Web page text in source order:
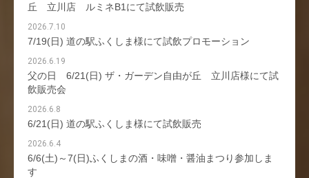
丘 立川店 ルミネB1にて試飲販売
2026.7.10
7/19(日) 道の駅ふくしま様にて試飲プロモーション
2026.6.19
父の日 6/21(日) ザ・ガーデン自由が丘 立川店様にて試
飲販売会
2026.6.8
6/21(日) 道の駅ふくしま様にて試飲販売
2026.6.4
6/6(土)～7(日)ふくしまの酒・味噌・醤油まつり参加しま
す